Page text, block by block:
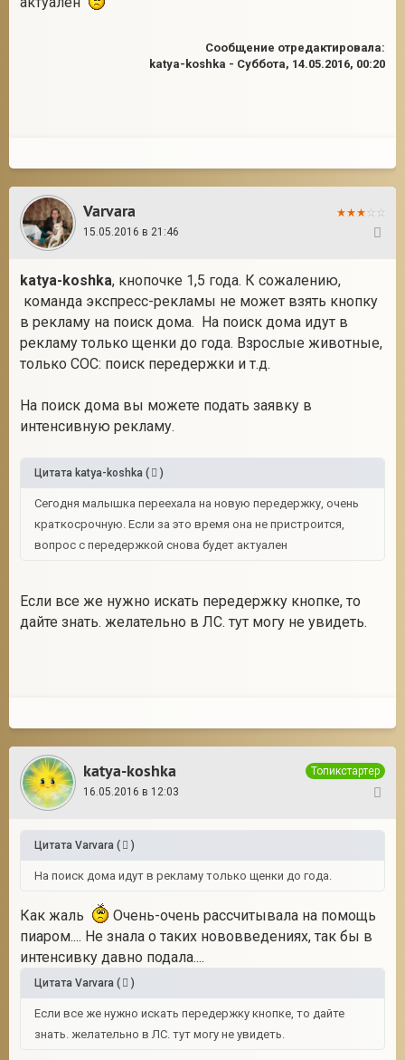
Сообщение отредактировала:
katya-koshka - Суббота, 14.05.2016, 00:20
Varvara
15.05.2016 в 21:46
katya-koshka, кнопочке 1,5 года. К сожалению,
команда экспресс-рекламы не может взять кнопку
в рекламу на поиск дома. На поиск дома идут в
рекламу только щенки до года. Взрослые животные,
только СОС: поиск передержки и т.д.
На поиск дома вы можете подать заявку в
интенсивную рекламу.
Цитата katya-koshka ( )
Сегодня малышка переехала на новую передержку, очень
краткосрочную. Если за это время она не пристроится,
вопрос с передержкой снова будет актуален
Если все же нужно искать передержку кнопке, то
дайте знать. желательно в ЛС. тут могу не увидеть.
katya-koshka
Топикстартер
16.05.2016 в 12:03
Цитата Varvara ( )
На поиск дома идут в рекламу только щенки до года.
Как жаль
Очень-очень рассчитывала на помощь
пиаром.... Не знала о таких нововведениях, так бы в
интенсивку давно подала....
Цитата Varvara ( )
Если все же нужно искать передержку кнопке, то дайте
знать. желательно в ЛС. тут могу не увидеть.